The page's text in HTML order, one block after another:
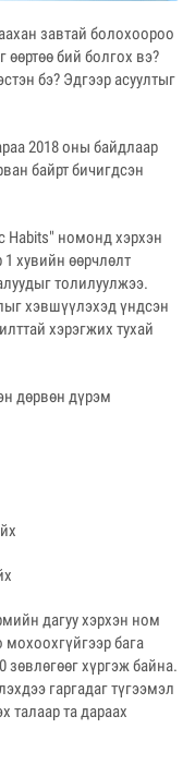
завтай болохоороо
бий болгох вэ?
бэ? Эдгээр асуултыг
2018 оны байдлаар
байрт бичигдсэн
номонд хэрхэн
хувийн өөрчлөлт
толилуулжээ.
хэвшүүлэхэд үндсэн
хэрэгжих тухай
дөрвөн дүрэм
дагуу хэрхэн ном
бага
зөвлөгөөг хүргэж байна.
гаргадаг түгээмэл
талаар та дараах